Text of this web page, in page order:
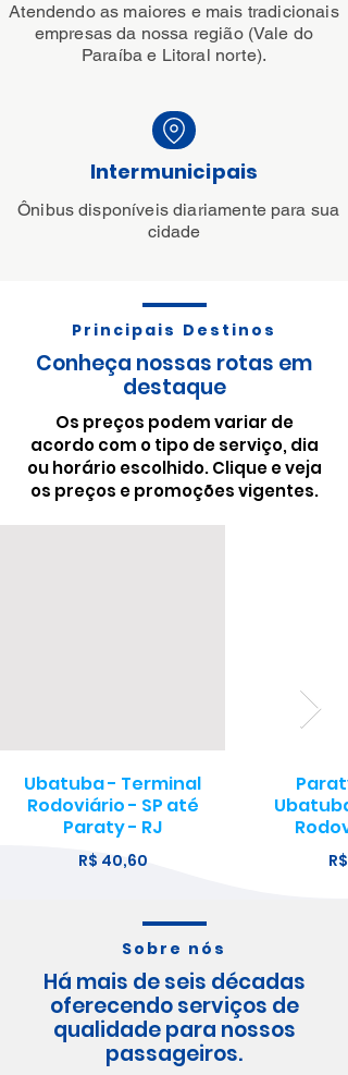
Atendendo as maiores e mais tradicionais
empresas da nossa região (Vale do
Paraíba e Litoral norte).
Intermunicipais
Ônibus disponíveis diariamente para sua
cidade
Principais Destinos
Conheça nossas rotas em
destaque
Os preços podem variar de
acordo com o tipo de serviço, dia
ou horário escolhido. Clique e veja
os preços e promoções vigentes.
Ubatuba - Terminal
Rodoviário - SP até
Paraty - RJ
R$ 40,60
Sobre nós
Há mais de seis décadas
oferecendo serviços de
qualidade para nossos
passageiros.